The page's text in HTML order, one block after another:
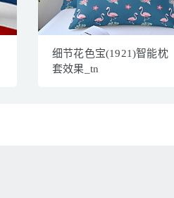
细节花色宝(1921)智能枕
套效果_tn